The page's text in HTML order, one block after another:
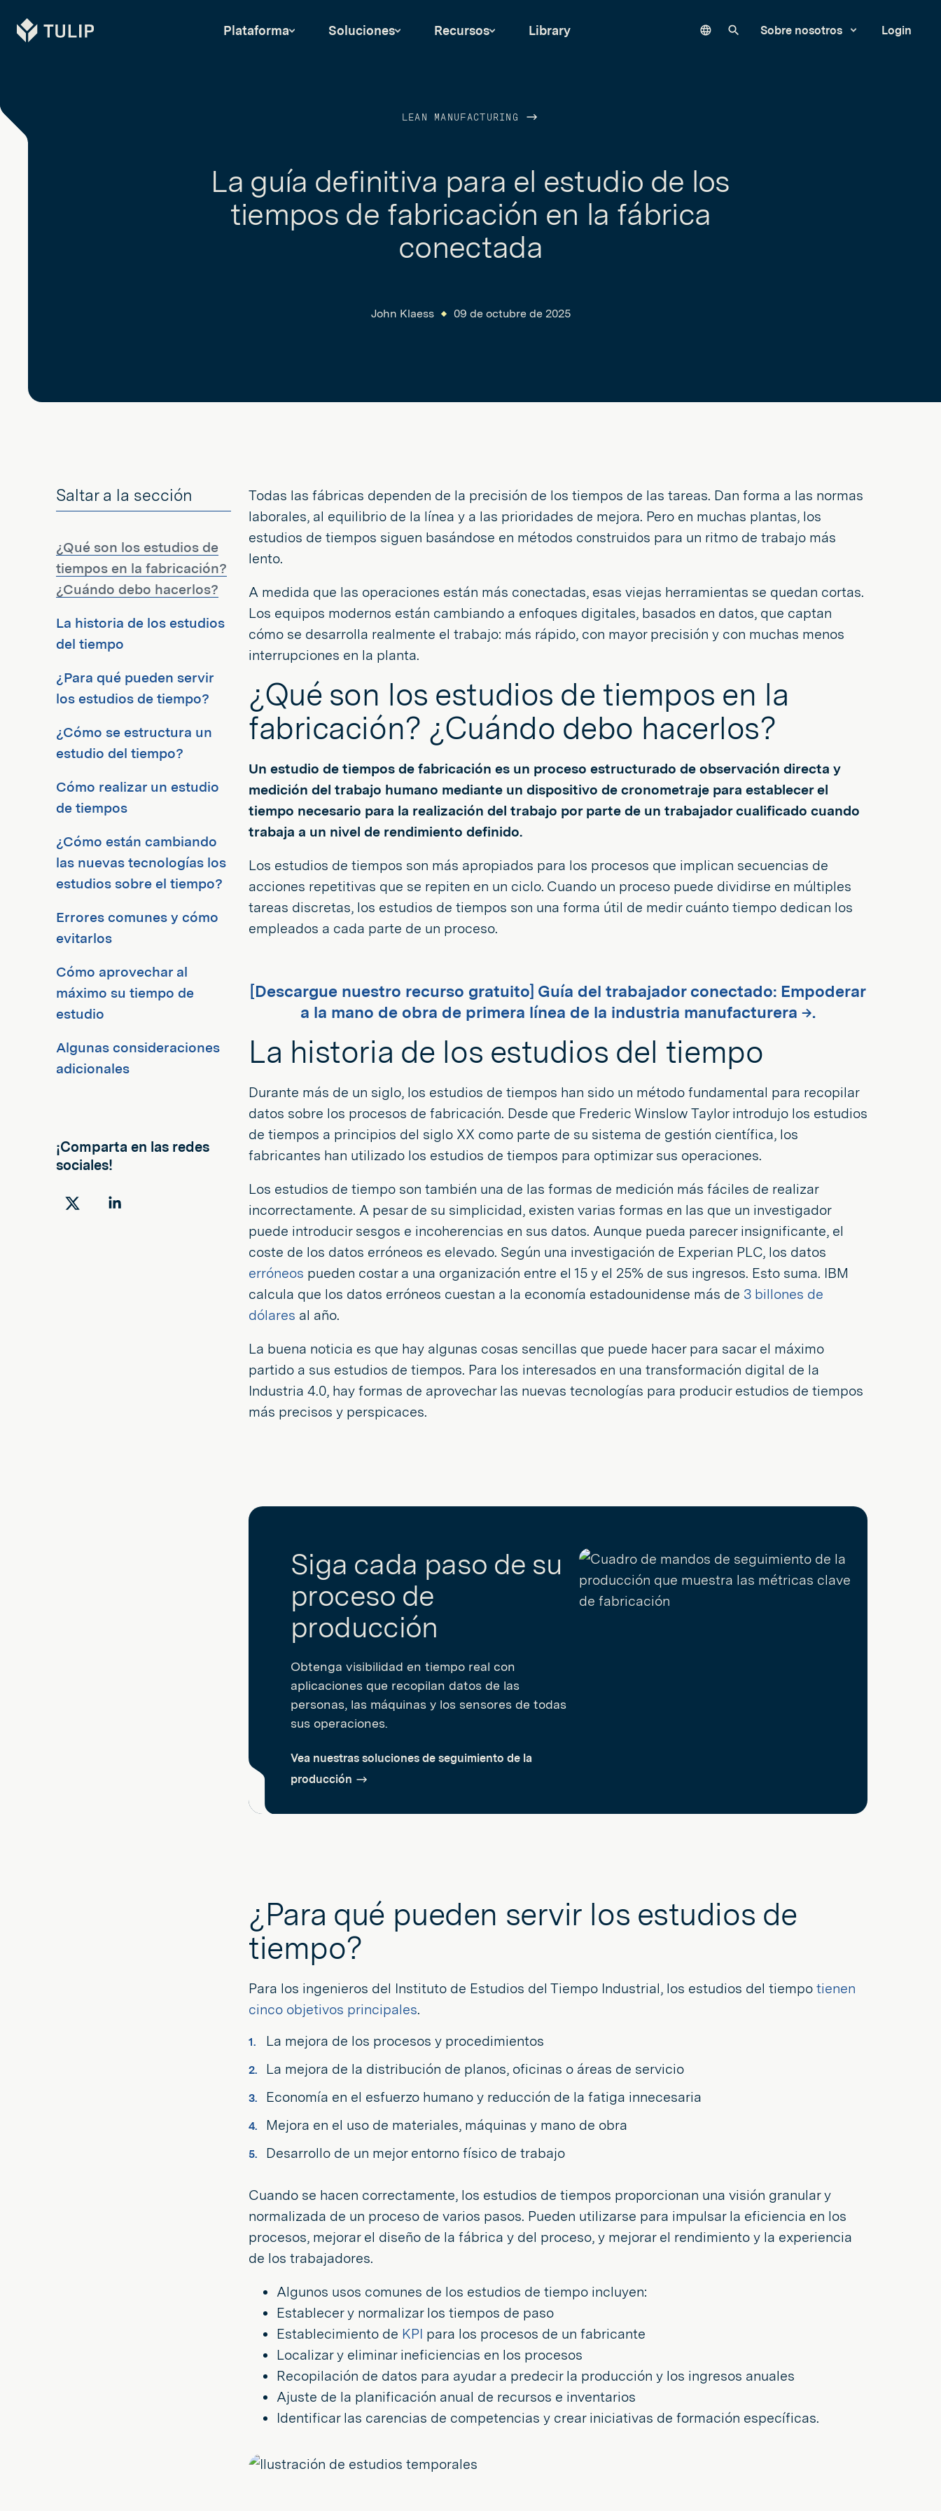
Tulip Plataforma Soluciones Recursos Library LanguageBuscar en nuestro sitio
Sobre nosotros Login
LEAN MANUFACTURING
La guía definitiva para el estudio de los
tiempos de fabricación en la fábrica
conectada
John Klaess 09 de octubre de 2025
Saltar a la sección
¿Qué son los estudios de
tiempos en la fabricación?
¿Cuándo debo hacerlos?
La historia de los estudios
del tiempo
¿Para qué pueden servir
los estudios de tiempo?
¿Cómo se estructura un
estudio del tiempo?
Cómo realizar un estudio
de tiempos
¿Cómo están cambiando
las nuevas tecnologías los
estudios sobre el tiempo?
Errores comunes y cómo
evitarlos
Cómo aprovechar al
máximo su tiempo de
estudio
Algunas consideraciones
adicionales
¡Comparta en las redes
sociales!
CompartirCompartir
Todas las fábricas dependen de la precisión de los tiempos de las tareas. Dan forma a las normas
laborales, al equilibrio de la línea y a las prioridades de mejora. Pero en muchas plantas, los
estudios de tiempos siguen basándose en métodos construidos para un ritmo de trabajo más
lento.
A medida que las operaciones están más conectadas, esas viejas herramientas se quedan cortas.
Los equipos modernos están cambiando a enfoques digitales, basados en datos, que captan
cómo se desarrolla realmente el trabajo: más rápido, con mayor precisión y con muchas menos
interrupciones en la planta.
¿Qué son los estudios de tiempos en la
fabricación? ¿Cuándo debo hacerlos?
Un estudio de tiempos de fabricación es un proceso estructurado de observación directa y
medición del trabajo humano mediante un dispositivo de cronometraje para establecer el
tiempo necesario para la realización del trabajo por parte de un trabajador cualificado cuando
trabaja a un nivel de rendimiento definido.
Los estudios de tiempos son más apropiados para los procesos que implican secuencias de
acciones repetitivas que se repiten en un ciclo. Cuando un proceso puede dividirse en múltiples
tareas discretas, los estudios de tiempos son una forma útil de medir cuánto tiempo dedican los
empleados a cada parte de un proceso.
[Descargue nuestro recurso gratuito] Guía del trabajador conectado: Empoderar
a la mano de obra de primera línea de la industria manufacturera →.
La historia de los estudios del tiempo
Durante más de un siglo, los estudios de tiempos han sido un método fundamental para recopilar
datos sobre los procesos de fabricación. Desde que Frederic Winslow Taylor introdujo los estudios
de tiempos a principios del siglo XX como parte de su sistema de gestión científica, los
fabricantes han utilizado los estudios de tiempos para optimizar sus operaciones.
Los estudios de tiempo son también una de las formas de medición más fáciles de realizar
incorrectamente. A pesar de su simplicidad, existen varias formas en las que un investigador
puede introducir sesgos e incoherencias en sus datos. Aunque pueda parecer insignificante, el
coste de los datos erróneos es elevado. Según una investigación de Experian PLC, los datos
erróneos pueden costar a una organización entre el 15 y el 25% de sus ingresos. Esto suma. IBM
calcula que los datos erróneos cuestan a la economía estadounidense más de 3 billones de
dólares al año.
La buena noticia es que hay algunas cosas sencillas que puede hacer para sacar el máximo
partido a sus estudios de tiempos. Para los interesados en una transformación digital de la
Industria 4.0, hay formas de aprovechar las nuevas tecnologías para producir estudios de tiempos
más precisos y perspicaces.
Siga cada paso de su
proceso de
producción
Obtenga visibilidad en tiempo real con
aplicaciones que recopilan datos de las
personas, las máquinas y los sensores de todas
sus operaciones.
Vea nuestras soluciones de seguimiento de la
producción
¿Para qué pueden servir los estudios de
tiempo?
Para los ingenieros del Instituto de Estudios del Tiempo Industrial, los estudios del tiempo tienen
cinco objetivos principales.
La mejora de los procesos y procedimientos
La mejora de la distribución de planos, oficinas o áreas de servicio
Economía en el esfuerzo humano y reducción de la fatiga innecesaria
Mejora en el uso de materiales, máquinas y mano de obra
Desarrollo de un mejor entorno físico de trabajo
Cuando se hacen correctamente, los estudios de tiempos proporcionan una visión granular y
normalizada de un proceso de varios pasos. Pueden utilizarse para impulsar la eficiencia en los
procesos, mejorar el diseño de la fábrica y del proceso, y mejorar el rendimiento y la experiencia
de los trabajadores.
Algunos usos comunes de los estudios de tiempo incluyen:
Establecer y normalizar los tiempos de paso
Establecimiento de KPI para los procesos de un fabricante
Localizar y eliminar ineficiencias en los procesos
Recopilación de datos para ayudar a predecir la producción y los ingresos anuales
Ajuste de la planificación anual de recursos e inventarios
Identificar las carencias de competencias y crear iniciativas de formación específicas.